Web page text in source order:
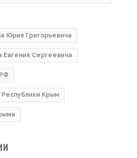
Юрия Григорьевича
Евгения Сергеевича
Республики Крым